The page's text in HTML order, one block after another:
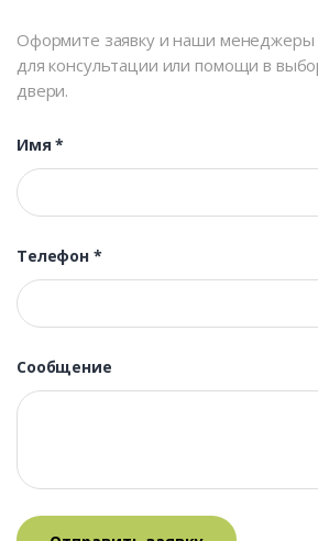
Оформите заявку и наши менеджеры
для консультации или помощи в
двери.
Имя*
Телефон *
Сообщение